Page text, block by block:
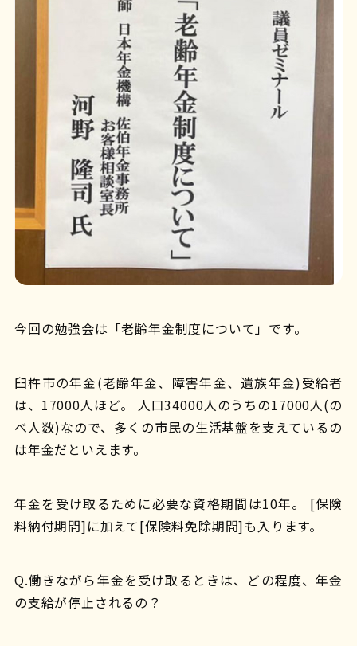
今回の勉強会は「老齢年金制度について」です。
臼杵市の年金(老齢年金、障害年金、遺族年金)受給者
は、17000人ほど。 人口34000人のうちの17000人(の
べ人数)なので、多くの市民の生活基盤を支えているの
は年金だといえます。
年金を受け取るために必要な資格期間は10年。 [保険
料納付期間]に加えて[保険料免除期間]も入ります。
Q.働きながら年金を受け取るときは、どの程度、年金
の支給が停止されるの？